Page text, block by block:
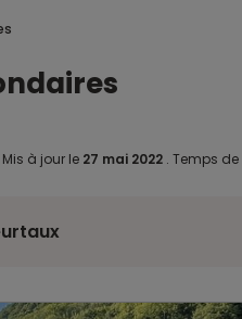
Mis à jour le 27 mai 2022 . Temps de